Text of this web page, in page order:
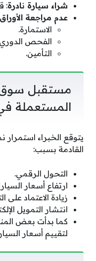
شراء سيارة نادرة:
عدم مراجعة الأوراق
الاستمارة.
الفحص
التأمين.
مستقبل سوق
المستعملة
يتوقع الخبراء
القادمة بسبب:
التحول الرقمي.
ارتفاع أسعار
زيادة الاعتماد على
انتشار التمويل
كما بدأت بعض
لتقييم أسعار